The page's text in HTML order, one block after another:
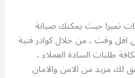
تميزا حيث يمكنك صيانة
اقل وقت ، من خلال كوادر فنية
طلبات السادة العملاء ،
لك مزيد من الامن والامان